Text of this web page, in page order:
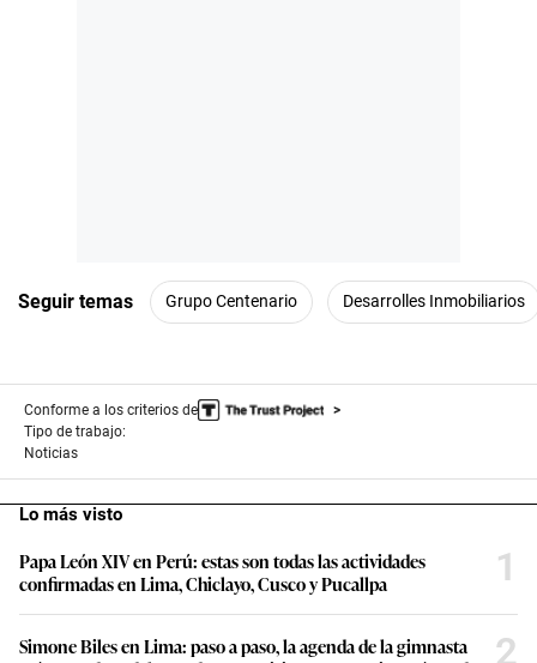
Seguir temas Grupo Centenario Desarrolles Inmobiliarios
Conforme a los criterios de
Tipo de trabajo:
Noticias
Lo más visto
Papa León XIV en Perú: estas son todas las actividades
confirmadas en Lima, Chiclayo, Cusco y Pucallpa
1
Simone Biles en Lima: paso a paso, la agenda de la gimnasta
2